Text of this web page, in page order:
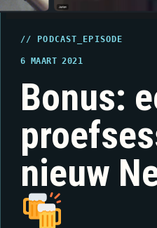
// PODCAST_EPISODE
6 MAART 2021
Bonus:
nieuw